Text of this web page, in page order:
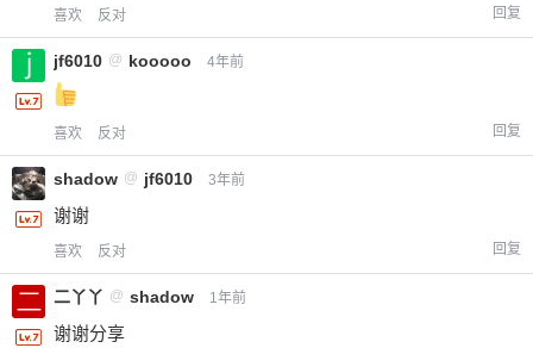
喜欢 反对 回复
jf6010 @ kooooo 4年前
喜欢 反对 回复
shadow @ jf6010 3年前
谢谢
喜欢 反对 回复
二丫丫 @ shadow 1年前
谢谢分享